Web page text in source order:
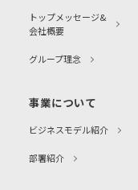
トップメッセージ&
会社概要
グループ理念
事業について
ビジネスモデル紹介
部署紹介